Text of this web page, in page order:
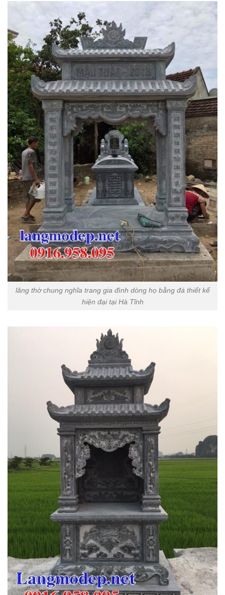
lăng thờ chung nghĩa trang gia đình dòng họ bằng đá thiết kế
hiện đại tại Hà Tĩnh